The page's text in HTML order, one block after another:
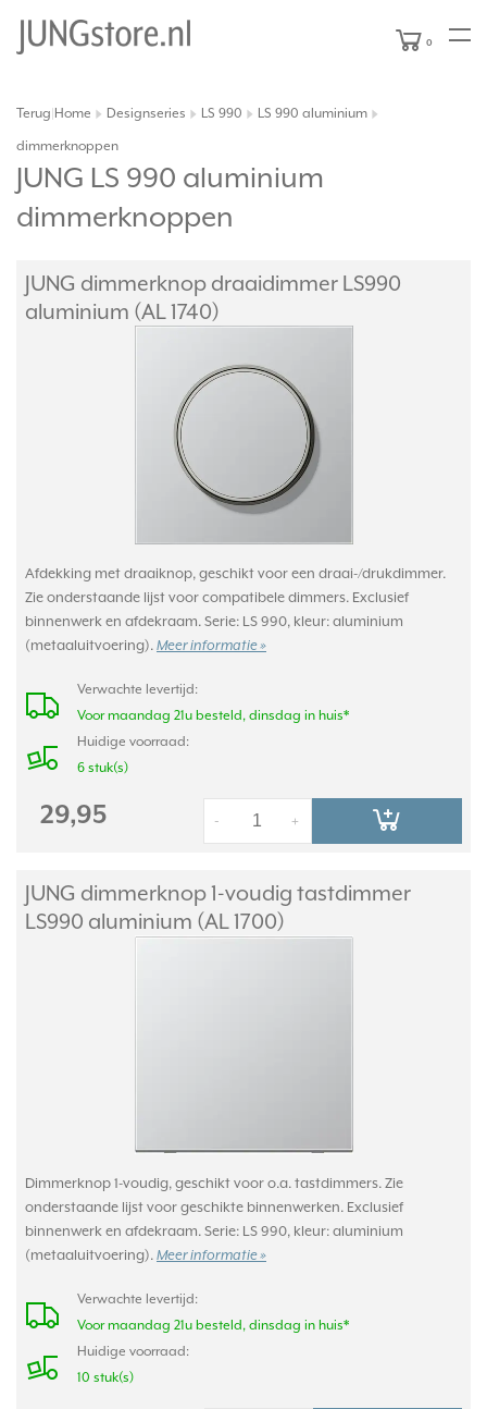
0
Terug Home Designseries LS 990 LS 990 aluminium
dimmerknoppen
JUNG LS 990 aluminium
dimmerknoppen
JUNG dimmerknop draaidimmer LS990
aluminium (AL 1740)
Afdekking met draaiknop, geschikt voor een draai-/drukdimmer.
Zie onderstaande lijst voor compatibele dimmers. Exclusief
binnenwerk en afdekraam. Serie: LS 990, kleur: aluminium
(metaaluitvoering). Meer informatie »
Verwachte levertijd:
Voor maandag 21u besteld, dinsdag in huis*
Huidige voorraad:
6 stuk(s)
29,95 +
-
JUNG dimmerknop 1-voudig tastdimmer
LS990 aluminium (AL 1700)
Dimmerknop 1-voudig, geschikt voor o.a. tastdimmers. Zie
onderstaande lijst voor geschikte binnenwerken. Exclusief
binnenwerk en afdekraam. Serie: LS 990, kleur: aluminium
(metaaluitvoering). Meer informatie »
Verwachte levertijd:
Voor maandag 21u besteld, dinsdag in huis*
Huidige voorraad:
10 stuk(s)